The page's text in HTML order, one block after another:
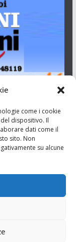
come i cookie
dispositivo. Il
dati come il
sito. Non
su alcune
09/2011 Dir.